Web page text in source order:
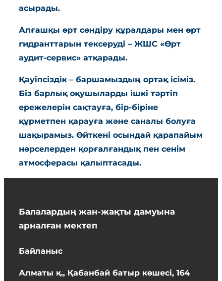
асырады.
Алғашқы өрт сөндіру құралдары мен өрт
гидранттарын тексеруді – ЖШС «Өрт
аудит-сервис» атқарады.
Қауіпсіздік – баршамыздың ортақ ісіміз.
Біз барлық оқушыларды ішкі тәртіп
ережелерін сақтауға, бір-біріне
құрметпен қарауға және саналы болуға
шақырамыз. Өйткені осындай қарапайым
нәрселерден қорғалғандық пен сенім
атмосферасы қалыптасады.
Балалардың жан-жақты дамуына
арналған мектеп
Байланыс
Алматы қ., Қабанбай батыр көшесі, 164